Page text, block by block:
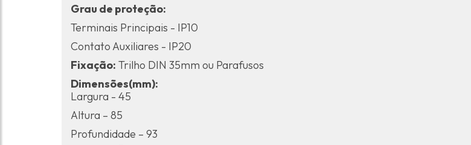
Grau de proteção:
Terminais Principais - IP10
Contato Auxiliares - IP20
Fixação: Trilho DIN 35mm ou Parafusos
Dimensões(mm):
Largura - 45
Altura – 85
Profundidade – 93